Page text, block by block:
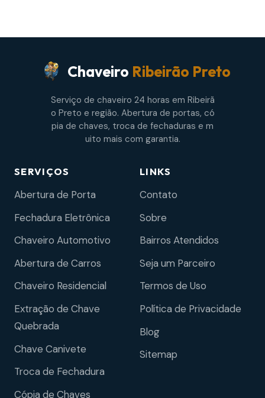
Chaveiro Ribeirão Preto
Serviço de chaveiro 24 horas em Ribeirã
o Preto e região. Abertura de portas, có
pia de chaves, troca de fechaduras e m
uito mais com garantia.
SERVIÇOS
Abertura de Porta
Fechadura Eletrônica
Chaveiro Automotivo
Abertura de Carros
Chaveiro Residencial
Extração de Chave
Quebrada
Chave Canivete
Troca de Fechadura
Cópia de Chaves
LINKS
Contato
Sobre
Bairros Atendidos
Seja um Parceiro
Termos de Uso
Política de Privacidade
Blog
Sitemap